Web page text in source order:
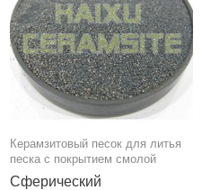
Керамзитовый песок для литья
песка с покрытием смолой
Сферический